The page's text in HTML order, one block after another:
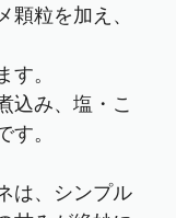
顆粒を加え、
。
込み、塩・こ
。
は、シンプル